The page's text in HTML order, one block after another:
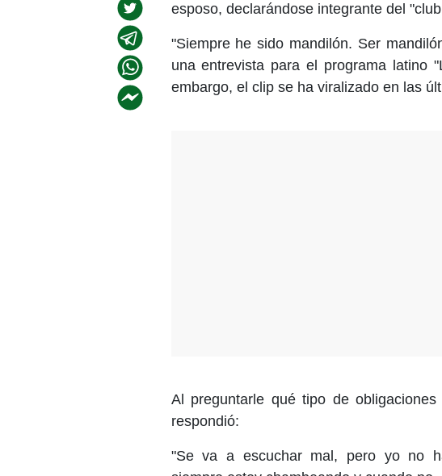
esposo, declarándose integrante del
"Siempre he sido mandilón. Ser
una entrevista para el programa latino
embargo, el clip se ha viralizado en las
Al preguntarle qué tipo de
respondió:
"Se va a escuchar mal, pero yo no